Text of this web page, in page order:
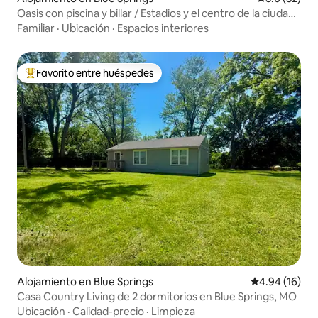
Oasis con piscina y billar / Estadios y el centro de la ciudad
cerca
Familiar · Ubicación · Espacios interiores
Favorito entre huéspedes preferido
Favorito entre huéspedes
Alojamiento en Blue Springs Calificación
4.94 (16)
Casa Country Living de 2 dormitorios en Blue Springs, MO
Ubicación · Calidad-precio · Limpieza